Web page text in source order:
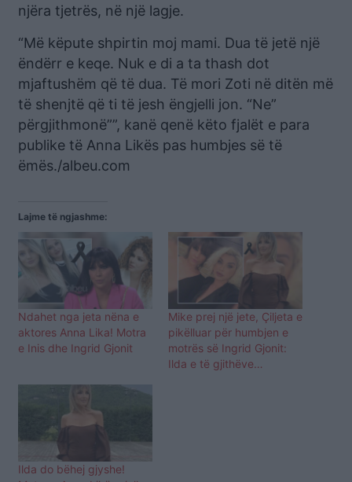
njëra tjetrës, në një lagje.
“Më këpute shpirtin moj mami. Dua të jetë një
ëndërr e keqe. Nuk e di a ta thash dot
mjaftushëm që të dua. Të mori Zoti në ditën më
të shenjtë që ti të jesh ëngjelli jon. “Ne”
përgjithmonë””, kanë qenë këto fjalët e para
publike të Anna Likës pas humbjes së të
ëmës./albeu.com
Lajme të ngjashme:
Ndahet nga jeta nëna e
aktores Anna Lika! Motra
e Inis dhe Ingrid Gjonit
Mike prej një jete, Çiljeta e
pikëlluar për humbjen e
motrës së Ingrid Gjonit:
Ilda e të gjithëve…
Ilda do bëhej gjyshe!